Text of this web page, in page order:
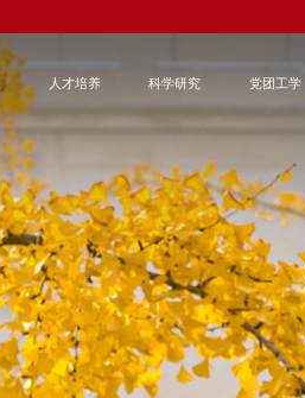
人才培养 科学研究 党团工学